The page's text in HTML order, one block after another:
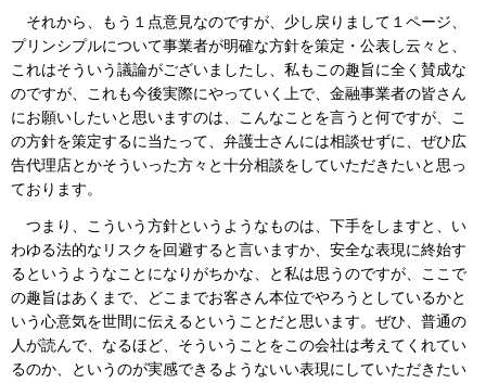
それから、もう１点意見なのですが、少し戻りまして１ページ、
プリンシプルについて事業者が明確な方針を策定・公表し云々と、
これはそういう議論がございましたし、私もこの趣旨に全く賛成な
のですが、これも今後実際にやっていく上で、金融事業者の皆さん
にお願いしたいと思いますのは、こんなことを言うと何ですが、こ
の方針を策定するに当たって、弁護士さんには相談せずに、ぜひ広
告代理店とかそういった方々と十分相談をしていただきたいと思っ
ております。
つまり、こういう方針というようなものは、下手をしますと、い
わゆる法的なリスクを回避すると言いますか、安全な表現に終始す
るというようなことになりがちかな、と私は思うのですが、ここで
の趣旨はあくまで、どこまでお客さん本位でやろうとしているかと
いう心意気を世間に伝えるということだと思います。ぜひ、普通の
人が読んで、なるほど、そういうことをこの会社は考えてくれてい
るのか、というのが実感できるようないい表現にしていただきたい